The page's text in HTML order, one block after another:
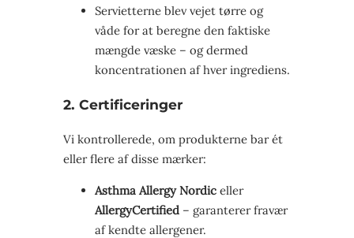
Servietterne blev vejet tørre og
våde for at beregne den faktiske
mængde væske – og dermed
koncentrationen af hver ingrediens.
2. Certificeringer
Vi kontrollerede, om produkterne bar ét
eller flere af disse mærker:
Asthma Allergy Nordic eller
AllergyCertified – garanterer fravær
af kendte allergener.